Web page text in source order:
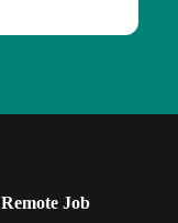
Remote Job